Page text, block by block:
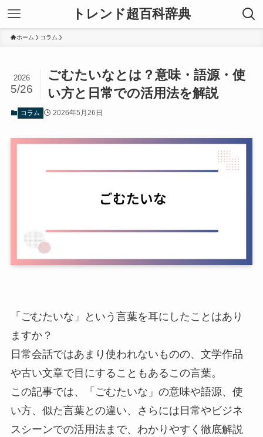
トレンド超百科辞典
ホーム コラム
ごむたいなとは？意味・語源・使
い方と日常での活用法を解説
2026
5/26
コラム 2026年5月26日
「ごむたいな」という言葉を耳にしたことはあり
ますか？
日常会話ではあまり使われないものの、文学作品
や古い文章で目にすることもあるこの言葉。
この記事では、「ごむたいな」の意味や語源、使
い方、似た言葉との違い、さらには日常やビジネ
スシーンでの活用法まで、わかりやすく徹底解説